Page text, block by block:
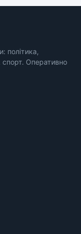
політика,
спорт. Оперативно